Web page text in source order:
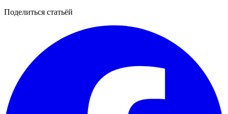
Поделиться статьёй